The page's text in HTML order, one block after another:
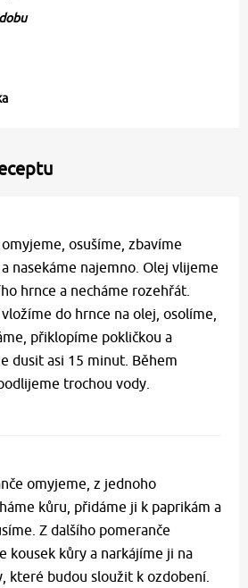
osušíme, zbavíme
nasekáme najemno. Olej vlijeme
hrnce a necháme rozehřát.
do hrnce na olej, osolíme,
přiklopíme pokličkou a
dusit asi 15 minut. Během
trochou vody.
omyjeme, z jednoho
kůru, přidáme ji k paprikám a
Z dalšího pomeranče
kousek kůry a narkájíme ji na
které budou sloužit k ozdobení.